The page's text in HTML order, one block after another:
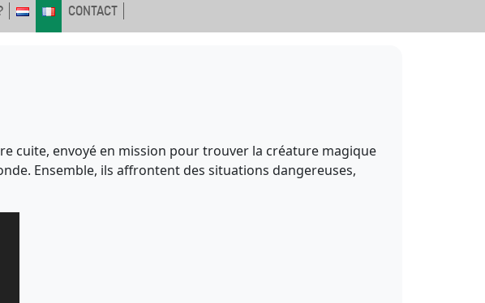
CONTACT
cuite, envoyé en mission pour trouver la créature magique
Ensemble, ils affrontent des situations dangereuses,